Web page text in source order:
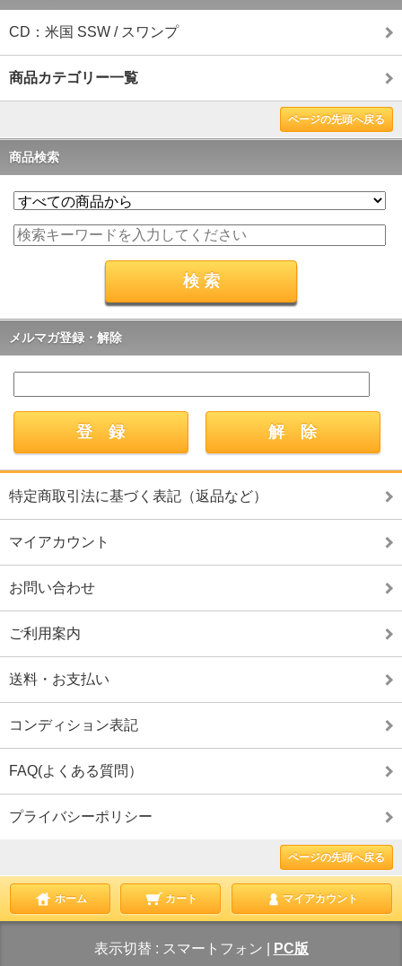
CD：米国 SSW / スワンプ
商品カテゴリー一覧
ページの先頭へ戻る
商品検索
メルマガ登録・解除
特定商取引法に基づく表記（返品など）
マイアカウント
お問い合わせ
ご利用案内
送料・お支払い
コンディション表記
FAQ(よくある質問）
プライバシーポリシー
ページの先頭へ戻る
ホーム カート マイアカウント
表示切替 : スマートフォン PC版